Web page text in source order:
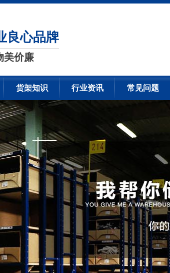
良心品牌
美价廉
货架知识 行业资讯 常见问题